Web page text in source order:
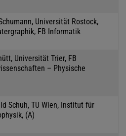
Universität Rostock,
FB Informatik
Universität Trier, FB
– Physische
Schuh, TU Wien, Institut für
(A)